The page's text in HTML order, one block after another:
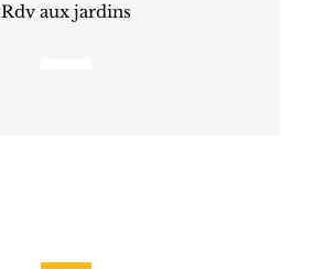
Rdv aux jardins